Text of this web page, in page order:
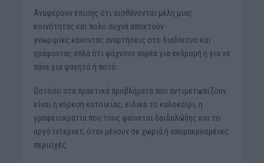
Αναφέρουν επίσης ότι αισθάνονται μέλη μιας
κοινότητας και πολύ συχνά αποκτούν
γνωριμίες κάνοντας αναρτήσεις στο διαδίκτυο και
γράφοντας απλά ότι ψάχνουν παρέα για εκδρομή ή για να
πάνε για φαγητό ή ποτό.
Ωστόσο στα πρακτικά προβλήματα που αντιμετωπίζουν
είναι η εύρεση κατοικίας, ειδικά το καλοκαίρι, η
γραφειοκρατία που τους φαίνεται δαιδαλώδης και το
αργό ίντερνετ, όταν μένουν σε χωριά ή απομακρυσμένες
περιοχές.